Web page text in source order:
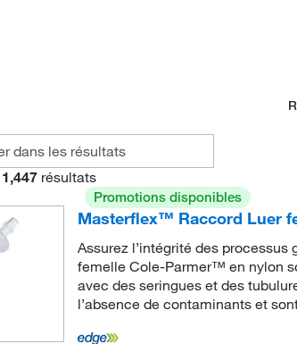
1,447 résultats
Promotions disponibles
Masterflex™ Raccord Luer
Assurez l’intégrité des
femelle Cole-Parmer™ en nylon
avec des seringues et des
l’absence de contaminants et